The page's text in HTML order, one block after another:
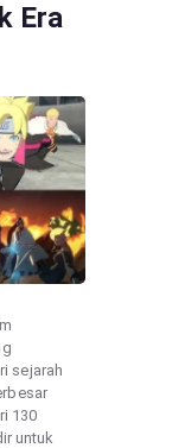
Era
sejarah
130
untuk